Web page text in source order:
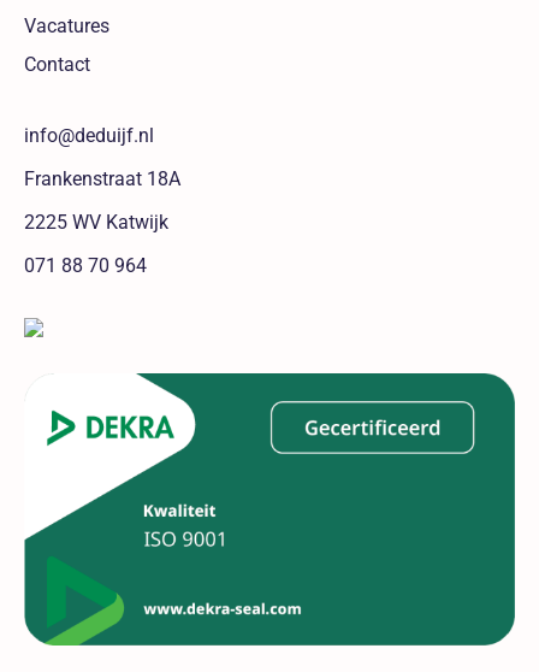
Vacatures
Contact
info@deduijf.nl
Frankenstraat 18A
2225 WV Katwijk
071 88 70 964